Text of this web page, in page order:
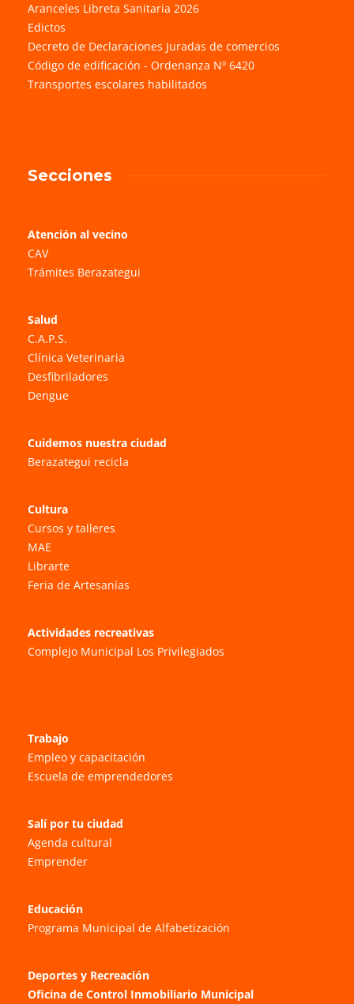
Aranceles Libreta Sanitaria 2026
Edictos
Decreto de Declaraciones Juradas de comercios
Código de edificación - Ordenanza Nº 6420
Transportes escolares habilitados
Secciones
Atención al vecino
CAV
Trámites Berazategui
Salud
C.A.P.S.
Clínica Veterinaria
Desfibriladores
Dengue
Cuidemos nuestra ciudad
Berazategui recicla
Cultura
Cursos y talleres
MAE
Librarte
Feria de Artesanías
Actividades recreativas
Complejo Municipal Los Privilegiados
Trabajo
Empleo y capacitación
Escuela de emprendedores
Salí por tu ciudad
Agenda cultural
Emprender
Educación
Programa Municipal de Alfabetización
Deportes y Recreación
Oficina de Control Inmobiliario Municipal